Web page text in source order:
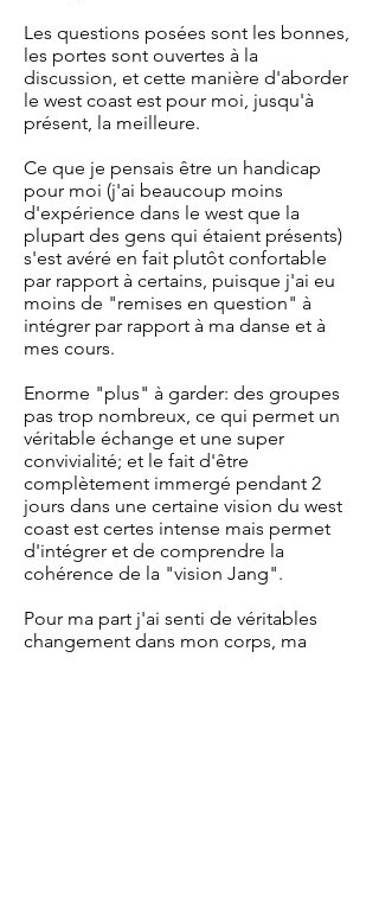
Les questions posées sont les bonnes,
les portes sont ouvertes à la
discussion, et cette manière d'aborder
le west coast est pour moi, jusqu'à
présent, la meilleure.
Ce que je pensais être un handicap
pour moi (j'ai beaucoup moins
d'expérience dans le west que la
plupart des gens qui étaient présents)
s'est avéré en fait plutôt confortable
par rapport à certains, puisque j'ai eu
moins de "remises en question" à
intégrer par rapport à ma danse et à
mes cours.
Enorme "plus" à garder: des groupes
pas trop nombreux, ce qui permet un
véritable échange et une super
convivialité; et le fait d'être
complètement immergé pendant 2
jours dans une certaine vision du west
coast est certes intense mais permet
d'intégrer et de comprendre la
cohérence de la "vision Jang".
Pour ma part j'ai senti de véritables
changement dans mon corps, ma